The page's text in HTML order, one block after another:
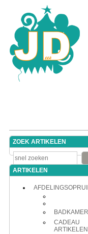
ZOEK ARTIKELEN
ARTIKELEN
CADEAU
ARTIKELEN